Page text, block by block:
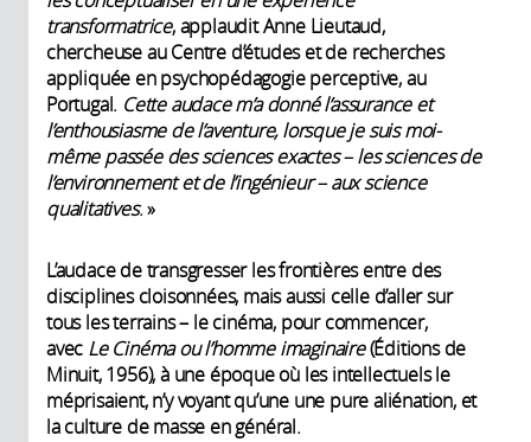
transformatrice, applaudit Anne Lieutaud,
chercheuse au Centre d’études et de recherches
appliquée en psychopédagogie perceptive, au
Portugal. Cette audace m’a donné l’assurance et
l’enthousiasme de l’aventure, lorsque je suis moi-
même passée des sciences exactes – les sciences de
l’environnement et de l’ingénieur – aux science
qualitatives. »
L’audace de transgresser les frontières entre des
disciplines cloisonnées, mais aussi celle d’aller sur
tous les terrains – le cinéma, pour commencer,
avec Le Cinéma ou l’homme imaginaire(Éditions de
Minuit, 1956), à une époque où les intellectuels le
méprisaient, n’y voyant qu’une une pure aliénation, et
la culture de masse en général.